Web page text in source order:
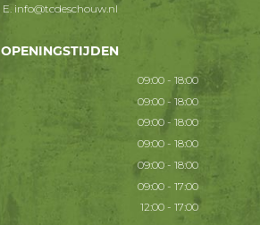
E. info@tcdeschouw.nl
OPENINGSTIJDEN
09:00 - 18:00
09:00 - 18:00
09:00 - 18:00
09:00 - 18:00
09:00 - 18:00
09:00 - 17:00
12:00 - 17:00